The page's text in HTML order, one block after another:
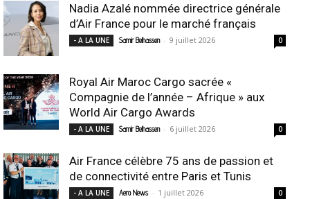
Nadia Azalé nommée directrice générale
d’Air France pour le marché français
- A LA UNE Samir Belhassen - 9 juillet 2026 0
Royal Air Maroc Cargo sacrée «
Compagnie de l’année – Afrique » aux
World Air Cargo Awards
- A LA UNE Samir Belhassen - 6 juillet 2026 0
Air France célèbre 75 ans de passion et
de connectivité entre Paris et Tunis
- A LA UNE Aero News - 1 juillet 2026 0